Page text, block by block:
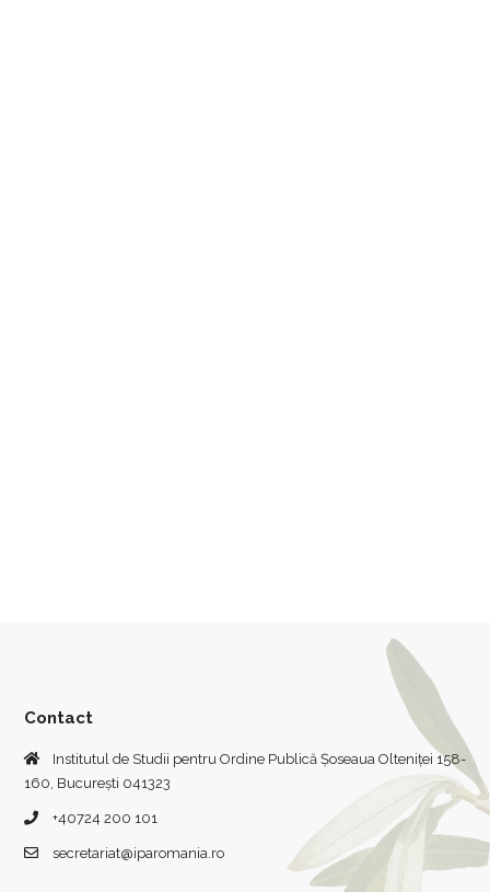
Contact
Institutul de Studii pentru Ordine Publică Șoseaua Olteniței 158-
160, București 041323
+40724 200 101
secretariat@iparomania.ro